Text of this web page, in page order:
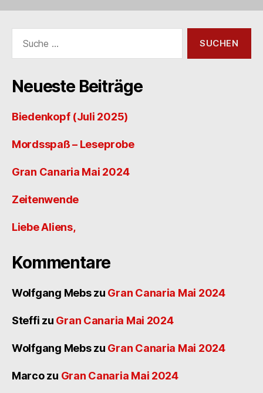
nach:
Neueste Beiträge
Biedenkopf (Juli 2025)
Mordsspaß – Leseprobe
Gran Canaria Mai 2024
Zeitenwende
Liebe Aliens,
Kommentare
Wolfgang Mebszu Gran Canaria Mai 2024
Steffi zu Gran Canaria Mai 2024
Wolfgang Mebszu Gran Canaria Mai 2024
Marcozu Gran Canaria Mai 2024